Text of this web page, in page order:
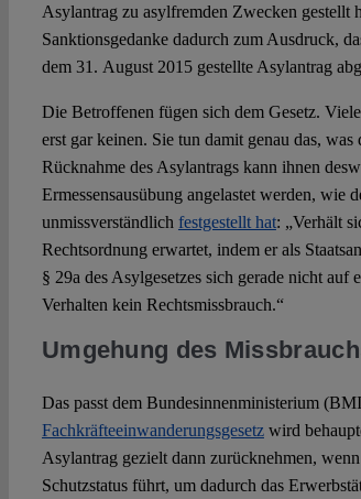
Asylantrag zu asylfremden Zwecken gestellt
Sanktionsgedanke dadurch zum Ausdruck,
dem 31. August 2015 gestellte Asylantrag
Die Betroffenen fügen sich dem Gesetz.
erst gar keinen. Sie tun damit genau das,
Rücknahme des Asylantrags kann ihnen
Ermessensausübung angelastet werden, wie
unmissverständlich festgestellt hat: „Verhält
Rechtsordnung erwartet, indem er als
§ 29a des Asylgesetzes sich gerade nicht
Verhalten kein Rechtsmissbrauch.“
Umgehung des
Das passt dem Bundesinnenministerium
Fachkräfteeinwanderungsgesetzwird
Asylantrag gezielt dann zurücknehmen,
Schutzstatus führt, um dadurch das